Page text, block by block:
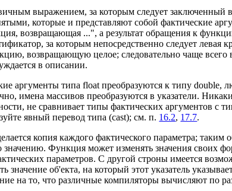
выражением, за которым следует заключенный
которые и представляют собой фактические
возвращающая ...", а результат обращения к
за которым непосредственно следует левая
возвращающую целое; следовательно чаще
в описании.
аргументы типа float преобразуются к типу double,
имена массивов преобразуются в указатели.
не сравнивает типы фактических аргументов с
явный перевод типа (cast); см. п. 16.2, 17.7.
копия каждого фактического параметра; таким
значению. Функция может изменять значения своих
параметров. С другой строны имеется
значение об'екта, на который этот указатель
на то, что различные компиляторы вычисляют по